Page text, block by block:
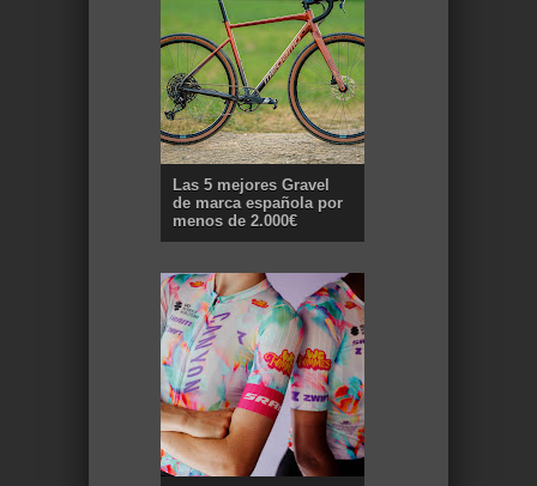
Las 5 mejores Gravel
de marca española por
menos de 2.000€